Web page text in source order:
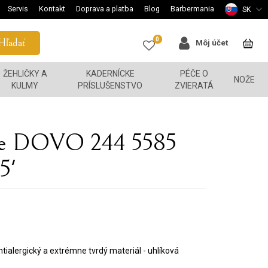
Servis Kontakt Doprava a platba Blog Barbermania SK
0 Môj účet
ŽEHLIČKY A
KULMY
KADERNÍCKE
PRÍSLUŠENSTVO
PÉČE O
ZVIERATÁ
NOŽE
DOVO 244 5585
a extrémne tvrdý materiál - uhlíková